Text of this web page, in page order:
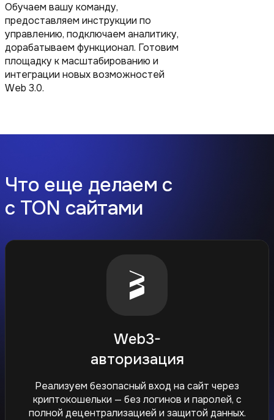
Обучаем вашу команду,
предоставляем инструкции по
управлению, подключаем аналитику,
дорабатываем функционал. Готовим
площадку к масштабированию и
интеграции новых возможностей
Web 3.0.
Что еще делаем с
с TON сайтами
Web3-
авторизация
Реализуем безопасный вход на сайт через
криптокошельки — без логинов и паролей, с
полной децентрализацией и защитой данных.